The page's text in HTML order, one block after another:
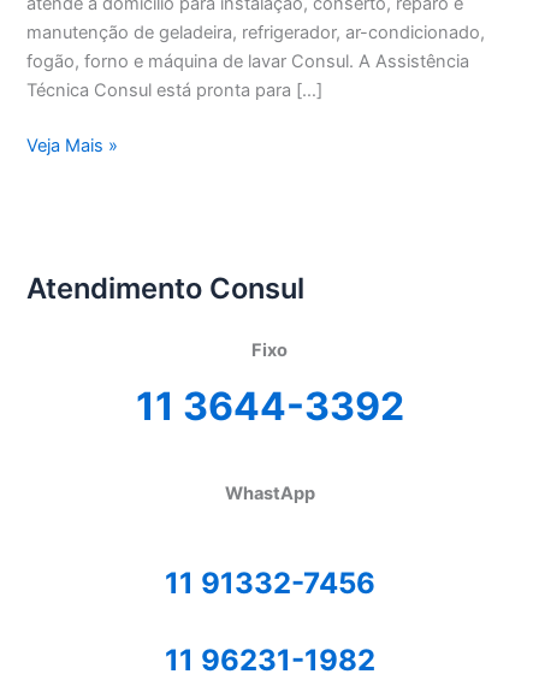
manutenção de geladeira, refrigerador, ar-condicionado,
fogão, forno e máquina de lavar Consul. A Assistência
Técnica Consul está pronta para […]
Assistência
Veja Mais »
Atendimento Consul
Fixo
11 3644-3392
WhastApp
11 91332-7456
11 96231-1982